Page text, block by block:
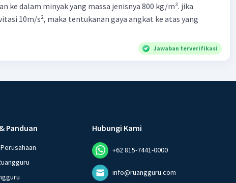
ke dalam minyak yang massa jenisnya 800 kg/m³. jika
10m/s², maka tentukanan gaya angkat ke atas yang
Jawaban terverifikasi
Panduan Hubungi Kami
+62 815-7441-0000
info@ruangguru.com